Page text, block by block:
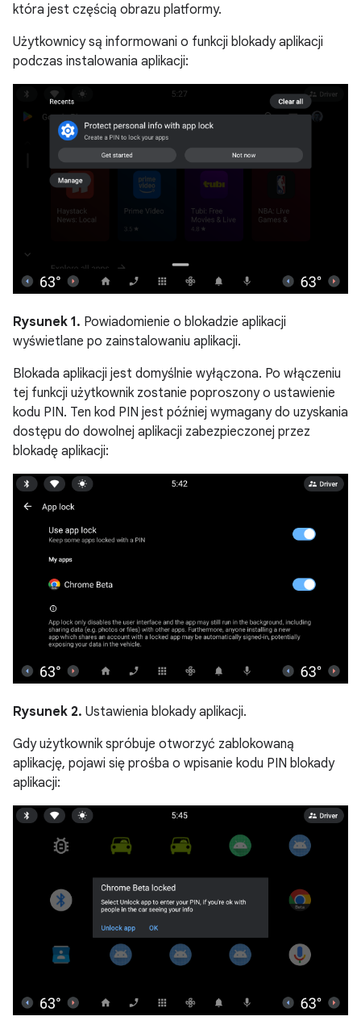
która jest częścią obrazu platformy.
Użytkownicy są informowani o funkcji blokady aplikacji
podczas instalowania aplikacji:
Rysunek 1. Powiadomienie o blokadzie aplikacji
wyświetlane po zainstalowaniu aplikacji.
Blokada aplikacji jest domyślnie wyłączona. Po włączeniu
tej funkcji użytkownik zostanie poproszony o ustawienie
kodu PIN. Ten kod PIN jest później wymagany do uzyskania
dostępu do dowolnej aplikacji zabezpieczonej przez
blokadę aplikacji:
Rysunek 2. Ustawienia blokady aplikacji.
Gdy użytkownik spróbuje otworzyć zablokowaną
aplikację, pojawi się prośba o wpisanie kodu PIN blokady
aplikacji: